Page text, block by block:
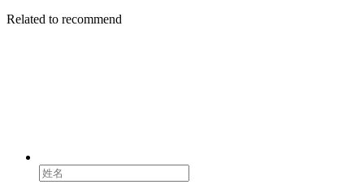
Related to recommend